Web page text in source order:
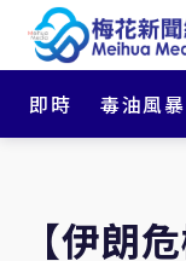
即時 毒油風暴
【伊朗